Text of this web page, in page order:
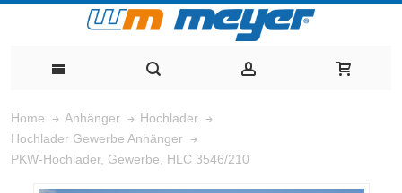
Home Anhänger
Hochlader
Hochlader Gewerbe Anhänger
PKW-Hochlader, Gewerbe, HLC 3546/210